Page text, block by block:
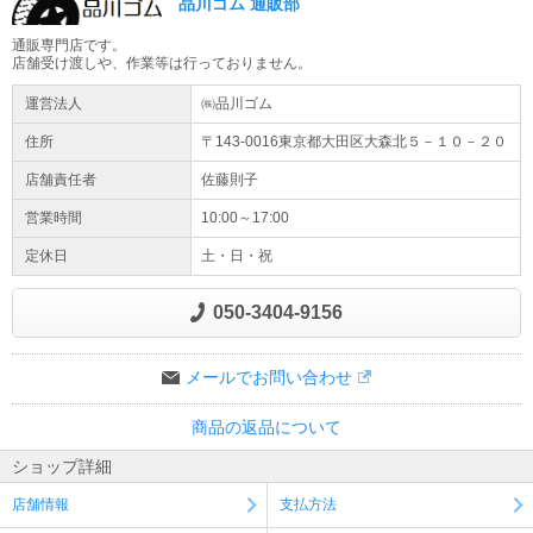
通販専門店です。
店舗受け渡しや、作業等は行っておりません。
運営法人 ㈱品川ゴム
住所 〒143-0016東京都大田区大森北５－１０－２０
店舗責任者 佐藤則子
営業時間 10:00～17:00
定休日 土・日・祝
050-3404-9156
メールでお問い合わせ
商品の返品について
ショップ詳細
店舗情報 支払方法